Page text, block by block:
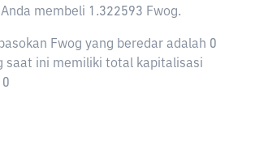
membeli 1.322593 Fwog.
Fwog yang beredar adalah 0
saat ini memiliki total kapitalisasi